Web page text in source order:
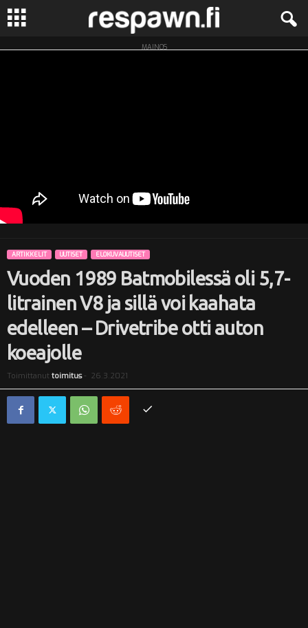
R
w
MAINOS
ARTIKKELIT UUTISET ELOKUVAUUTISET
Vuoden 1989 Batmobilessä oli 5,7-
litrainen V8 ja sillä voi kaahata
edelleen – Drivetribe otti auton
koeajolle
Toimittanut toimitus- 26.3.2021